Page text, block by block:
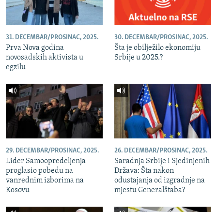
31. DECEMBAR/PROSINAC, 2025.
Prva Nova godina
novosadskih aktivista u
egzilu
30. DECEMBAR/PROSINAC, 2025.
Šta je obilježilo ekonomiju
Srbije u 2025.?
29. DECEMBAR/PROSINAC, 2025.
Lider Samoopredeljenja
proglasio pobedu na
vanrednim izborima na
Kosovu
26. DECEMBAR/PROSINAC, 2025.
Saradnja Srbije i Sjedinjenih
Država: Šta nakon
odustajanja od izgradnje na
mjestu Generalštaba?